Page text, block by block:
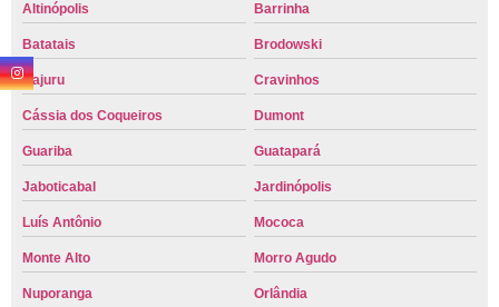
Altinópolis Barrinha
Batatais Brodowski
Cajuru Cravinhos
Cássia dos Coqueiros Dumont
Guariba Guatapará
Jaboticabal Jardinópolis
Luís Antônio Mococa
Monte Alto Morro Agudo
Nuporanga Orlândia